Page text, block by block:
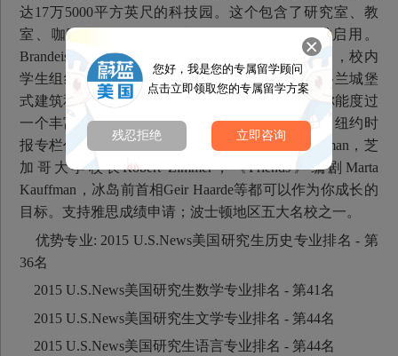
达17万5000平方英尺的科技园。这个包含了研究室、教
室、咖啡厅等等的科技社区已经于2009年正式启用。
Brandeis提供遍布70多个国家的250多个交换生项目，校内
学生组织超过250个，加上宿舍区别具一格的苏格兰城堡
式建筑和触手可及的波士顿繁华便利，足以保证你能度过
一个丰富多彩的四年本科生活。众多知名校友中，纽约时
报专栏作家、《世界是平的》作者Thomas L.Friedman，芝
加哥大学校长Robert Zimmer，《Friends》编剧Marta
Kauffman，冰岛前首相Geir Haarde等都可以作为你成长的
目标。支持雅思成绩申请；波士顿地区五大名校之一。
优势专业: 2015 U.S.News美国研究生历史专业排名 - 第
36名
2015 U.S.News美国研究生数学专业排名 - 第41名
2015 U.S.News美国研究生文学专业排名 - 第44名
2015 U.S.News美国研究生语言专业排名 - 第44名
您好，我是您的专属留学顾问
点击立即领取您的专属留学方案
残忍拒绝 立即咨询